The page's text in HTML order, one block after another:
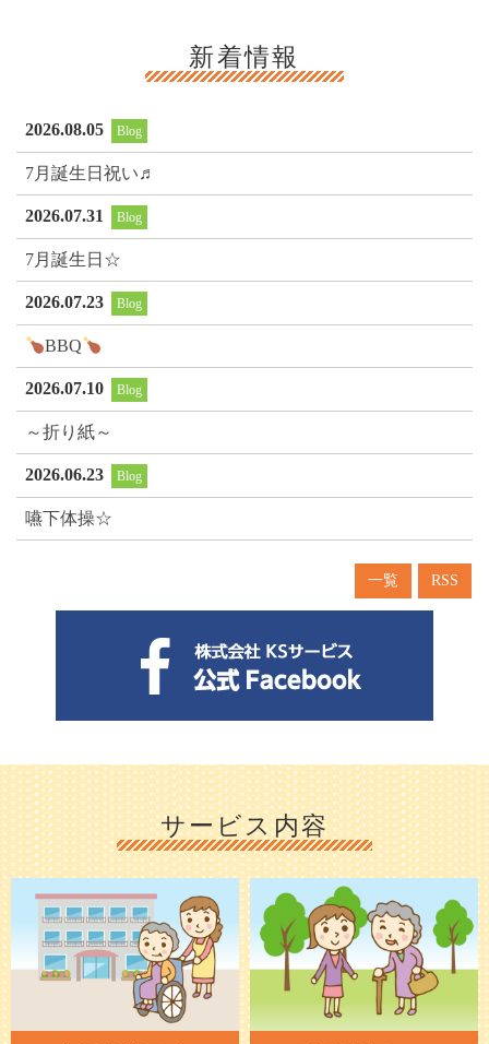
新着情報
2026.08.05 Blog
7月誕生日祝い♬
2026.07.31 Blog
7月誕生日☆
2026.07.23 Blog
BBQ
2026.07.10 Blog
～折り紙～
2026.06.23 Blog
嚥下体操☆
一覧 RSS
サービス内容